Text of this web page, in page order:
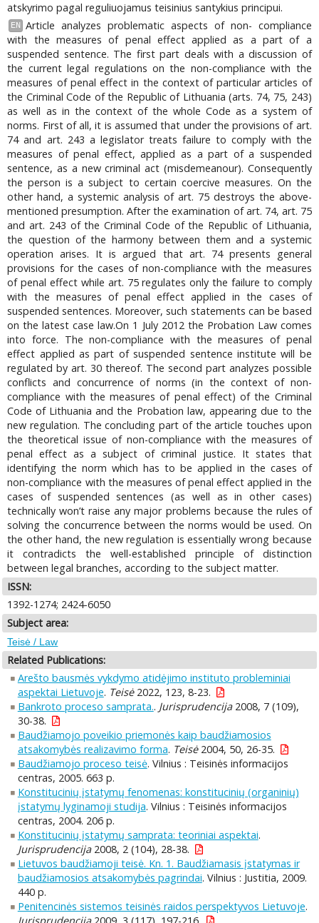
atskyrimo pagal reguliuojamus teisinius santykius principui.
EN
Article analyzes problematic aspects of non- compliance
with the measures of penal effect applied as a part of a
suspended sentence. The first part deals with a discussion of
the current legal regulations on the non-compliance with the
measures of penal effect in the context of particular articles of
the Criminal Code of the Republic of Lithuania (arts. 74, 75, 243)
as well as in the context of the whole Code as a system of
norms. First of all, it is assumed that under the provisions of art.
74 and art. 243 a legislator treats failure to comply with the
measures of penal effect, applied as a part of a suspended
sentence, as a new criminal act (misdemeanour). Consequently
the person is a subject to certain coercive measures. On the
other hand, a systemic analysis of art. 75 destroys the above-
mentioned presumption. After the examination of art. 74, art. 75
and art. 243 of the Criminal Code of the Republic of Lithuania,
the question of the harmony between them and a systemic
operation arises. It is argued that art. 74 presents general
provisions for the cases of non-compliance with the measures
of penal effect while art. 75 regulates only the failure to comply
with the measures of penal effect applied in the cases of
suspended sentences. Moreover, such statements can be based
on the latest case law.On 1 July 2012 the Probation Law comes
into force. The non-compliance with the measures of penal
effect applied as part of suspended sentence institute will be
regulated by art. 30 thereof. The second part analyzes possible
conflicts and concurrence of norms (in the context of non-
compliance with the measures of penal effect) of the Criminal
Code of Lithuania and the Probation law, appearing due to the
new regulation. The concluding part of the article touches upon
the theoretical issue of non-compliance with the measures of
penal effect as a subject of criminal justice. It states that
identifying the norm which has to be applied in the cases of
non-compliance with the measures of penal effect applied in the
cases of suspended sentences (as well as in other cases)
technically won’t raise any major problems because the rules of
solving the concurrence between the norms would be used. On
the other hand, the new regulation is essentially wrong because
it contradicts the well-established principle of distinction
between legal branches, according to the subject matter.
ISSN:
1392-1274; 2424-6050
Subject area:
Teisė / Law
Related Publications:
Arešto bausmės vykdymo atidėjimo instituto probleminiai
aspektai Lietuvoje. Teisė2022, 123, 8-23.
Bankroto proceso samprata.. Jurisprudencija2008, 7 (109),
30-38.
Baudžiamojo poveikio priemonės kaip baudžiamosios
atsakomybės realizavimo forma. Teisė2004, 50, 26-35.
Baudžiamojo proceso teisė. Vilnius : Teisinės informacijos
centras, 2005. 663 p.
Konstitucinių įstatymų fenomenas: konstitucinių (organinių)
įstatymų lyginamoji studija. Vilnius : Teisinės informacijos
centras, 2004. 206 p.
Konstitucinių įstatymų samprata: teoriniai aspektai.
Jurisprudencija2008, 2 (104), 28-38.
Lietuvos baudžiamoji teisė. Kn. 1. Baudžiamasis įstatymas ir
baudžiamosios atsakomybės pagrindai. Vilnius : Justitia, 2009.
440 p.
Penitencinės sistemos teisinės raidos perspektyvos Lietuvoje.